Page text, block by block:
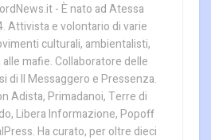
- È nato ad Atessa
Attivista e volontario di varie
culturali, ambientalisti,
mafie. Collaboratore delle
di Il Messaggero e Pressenza.
Adista, Primadanoi, Terre di
Libera Informazione, Popoff
Ha curato, per oltre dieci